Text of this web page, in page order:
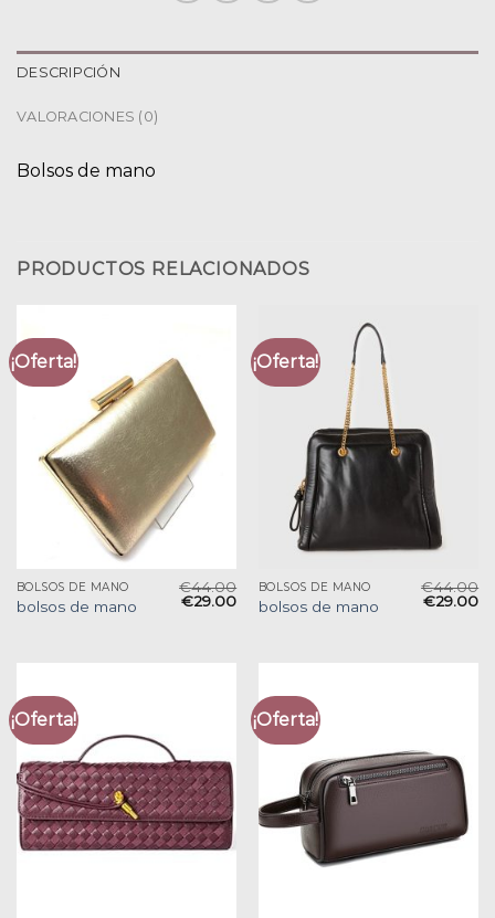
DESCRIPCIÓN
VALORACIONES (0)
Bolsos de mano
PRODUCTOS RELACIONADOS
¡Oferta!
BOLSOS DE MANO
bolsos de mano
€44.00
€29.00
¡Oferta!
BOLSOS DE MANO
bolsos de mano
€44.00
€29.00
¡Oferta! ¡Oferta!